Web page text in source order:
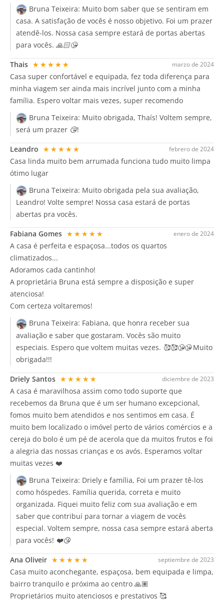
Bruna Teixeira: Muito bom saber que se sentiram em
casa. A satisfação de vocês é nosso objetivo. Foi um prazer
atendê-los. Nossa casa sempre estará de portas abertas
para vocês. 🙏🏻😘
marzo de 2024
Thais ★★★★★
Casa super confortável e equipada, fez toda diferença para
minha viagem ser ainda mais incrível junto com a minha
família. Espero voltar mais vezes, super recomendo
Bruna Teixeira: Muito obrigada, Thaís! Voltem sempre,
será um prazer 😘!
febrero de 2024
Leandro ★★★★★
Casa linda muito bem arrumada funciona tudo muito limpa
ótimo lugar
Bruna Teixeira: Muito obrigada pela sua avaliação,
Leandro! Volte sempre! Nossa casa estará de portas
abertas pra vocês.
enero de 2024
Fabiana Gomes ★★★★★
A casa é perfeita e espaçosa...todos os quartos
climatizados...
Adoramos cada cantinho!
A proprietária Bruna está sempre a disposição e super
atenciosa!
Com certeza voltaremos!
Bruna Teixeira: Fabiana, que honra receber sua
avaliação e saber que gostaram. Vocês são muito
especiais. Espero que voltem muitas vezes. 🥰🥰😘😘 Muito
obrigada!!!
diciembre de 2023
Driely Santos ★★★★★
A casa é maravilhosa assim como todo suporte que
recebemos da Bruna que é um ser humano excepcional,
fomos muito bem atendidos e nos sentimos em casa. É
muito bem localizado o imóvel perto de vários comércios e a
cereja do bolo é um pé de acerola que da muitos frutos e foi
a alegria das nossas crianças e os avós. Esperamos voltar
muitas vezes ❤️
Bruna Teixeira: Driely e família, Foi um prazer tê-los
como hóspedes. Família querida, correta e muito
organizada. Fiquei muito feliz com sua avaliação e em
saber que contribuí para tornar a viagem de vocês
especial. Voltem sempre, nossa casa sempre estará aberta
para vocês! ❤️😘
septiembre de 2023
Ana Oliveir ★★★★★
Casa muito aconchegante, espaçosa, bem equipada e limpa,
bairro tranquilo e próxima ao centro 🙏🏽
Proprietários muito atenciosos e prestativos 🥰